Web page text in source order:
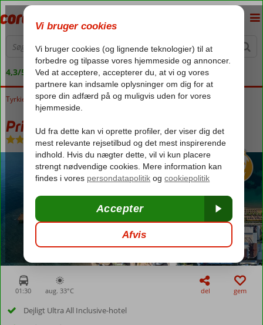
4,3/5 på Trustpilot
Forside
Tyrkiet Ægæiske kyst Marmaris Prime Beach Hotel
Prime Beach Hotel
Ultra All Inclusive- Hotel
01:30 aug. 33°C del gem
Dejligt Ultra All Inclusive-hotel